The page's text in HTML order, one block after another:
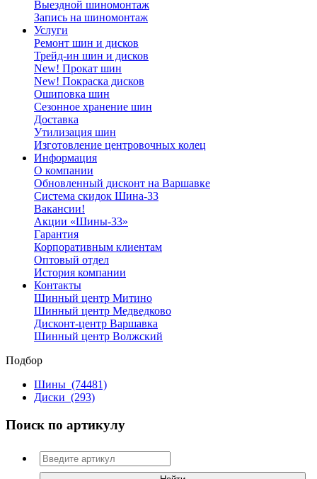
Выездной шиномонтаж
Запись на шиномонтаж
Услуги
Ремонт шин и дисков
Трейд-ин шин и дисков
New! Прокат шин
New! Покраска дисков
Ошиповка шин
Сезонное хранение шин
Доставка
Утилизация шин
Изготовление центровочных колец
Информация
О компании
Обновленный дисконт на Варшавке
Система скидок Шина-33
Вакансии!
Акции «Шины-33»
Гарантия
Корпоративным клиентам
Оптовый отдел
История компании
Контакты
Шинный центр Митино
Шинный центр Медведково
Дисконт-центр Варшавка
Шинный центр Волжский
Подбор
Шины (74481)
Диски (293)
Поиск по артикулу